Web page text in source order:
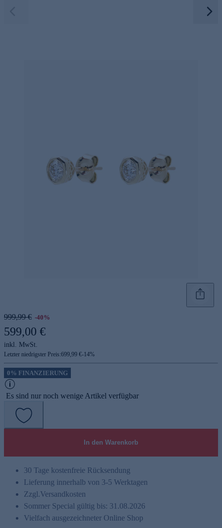
999,99 € -40%
599,00 €
inkl. MwSt.
Letzter niedrigster Preis:699,99 €-14%
0% FINANZIERUNG
Es sind nur noch wenige Artikel verfügbar
In den Warenkorb
30 Tage kostenfreie Rücksendung
Lieferung innerhalb von 3-5 Werktagen
Zzgl.Versandkosten
Sommer Special gültig bis: 31.08.2026
Vielfach ausgezeichneter Online Shop